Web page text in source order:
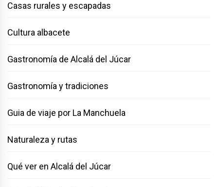
Casas rurales y escapadas
Cultura albacete
Gastronomía de Alcalá del Júcar
Gastronomía y tradiciones
Guia de viaje por La Manchuela
Naturaleza y rutas
Qué ver en Alcalá del Júcar